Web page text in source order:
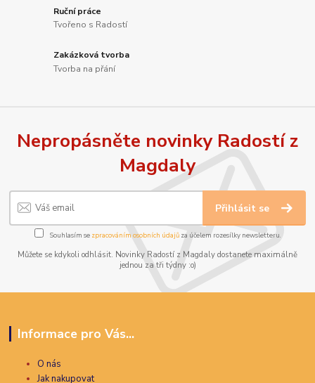
Ruční práce
Tvořeno s Radostí
Zakázková tvorba
Tvorba na přání
Nepropásněte novinky Radostí z
Magdaly
Přihlásit se
Souhlasím se zpracováním osobních údajůza účelem rozesílky newsletteru.
Můžete se kdykoli odhlásit. Novinky Radostí z Magdaly dostanete maximálně
jednou za tři týdny :o)
Informace pro Vás...
O nás
Jak nakupovat